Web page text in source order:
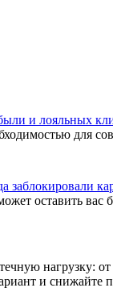
и лояльных
для
заблокировали
оставить вас
нагрузку:
и снижайте